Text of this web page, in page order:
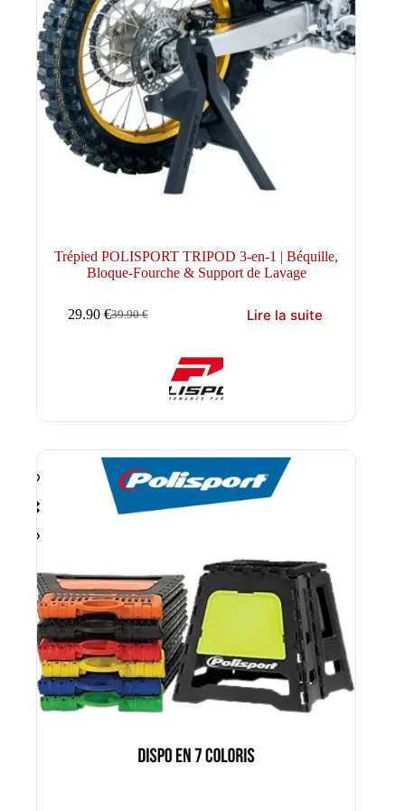
Trépied POLISPORT TRIPOD 3-en-1 | Béquille,
Bloque-Fourche & Support de Lavage
39.90€
Le
29.90 €Le
Lire la suite